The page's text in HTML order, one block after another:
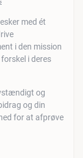
med ét
i den mission
i deres
og
og din
for at afprøve